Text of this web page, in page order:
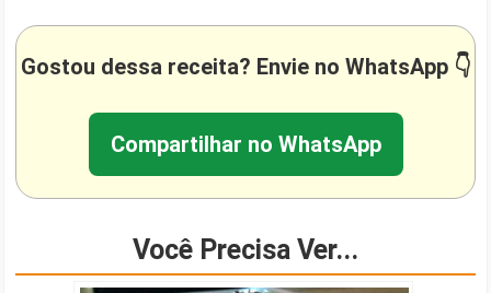
Gostou dessa receita? Envie no WhatsApp 👇
Compartilhar no WhatsApp
Você Precisa Ver...